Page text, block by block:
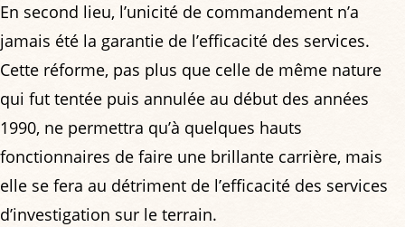
En second lieu, l’unicité de commandement n’a
jamais été la garantie de l’efficacité des services.
Cette réforme, pas plus que celle de même nature
qui fut tentée puis annulée au début des années
1990, ne permettra qu’à quelques hauts
fonctionnaires de faire une brillante carrière, mais
elle se fera au détriment de l’efficacité des services
d’investigation sur le terrain.